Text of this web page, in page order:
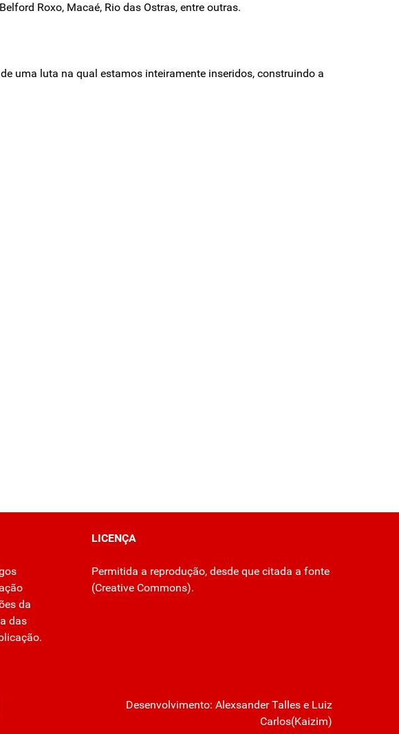
Roxo, Macaé, Rio das Ostras, entre outras.
uma luta na qual estamos inteiramente inseridos, construindo a
da
das
LICENÇA
Permitida a reprodução, desde que citada a fonte
(Creative Commons).
Desenvolvimento: Alexsander Tallese Luiz
Carlos(Kaizim)